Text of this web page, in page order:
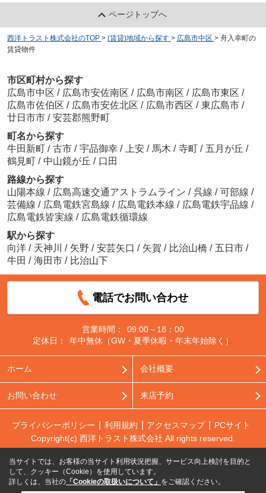
ページトップへ
西洋トラスト株式会社のTOP > (賃貸)地域から探す > 広島市中区 > 舟入幸町の
賃貸物件
市区町村から探す
広島市中区 / 広島市安佐南区 / 広島市南区 / 広島市東区 /
広島市佐伯区 / 広島市安佐北区 / 広島市西区 / 東広島市 /
廿日市市 / 安芸郡熊野町
町名から探す
牛田新町 / 古市 / 宇品御幸 / 上安 / 馬木 / 寺町 / 五月が丘 /
鶴見町 / 中山鏡が丘 / 口田
路線から探す
山陽本線 / 広島高速交通アストラムライン / 呉線 / 可部線 /
芸備線 / 広島電鉄宮島線 / 広島電鉄本線 / 広島電鉄宇品線 /
広島電鉄皆実線 / 広島電鉄循環線
駅から探す
向洋 / 天神川 / 矢野 / 安芸矢口 / 矢賀 / 比治山橋 / 五日市 /
牛田 / 海田市 / 比治山下
電話でお問い合わせ
営業時間：
09:00～18：00
定休日：
年中無休（GW・夏季休暇・年末年始除く）
ホーム 会社概要
お問い合わせ 来店予約
プライバシーポリシー 利用規約 アクセスマップ
PCサイト
Copyright(c) 西洋トラスト株式会社 All rights reserved.
当サイトでは、お客様の当サイト利用状況把握、サービス向上検討を目的と
して、クッキー（Cookie）を使用しています。
詳しくは、当社の 「Cookieの取扱いについて」 をご確認ください。